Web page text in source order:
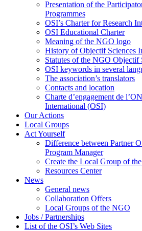
Presentation of the
Programmes
OSI’s Charter for Research
OSI Educational Charter
Meaning of the NGO logo
History of Objectif Sciences
Statutes of the NGO Objectif
OSI keywords in several
The association’s translators
Contacts and location
Charte d’engagement de
International (OSI)
Our Actions
Local Groups
Act Yourself
Difference between Partner
Program Manager
Create the Local Group of
Resources Center
News
General news
Collaboration Offers
Local Groups of the NGO
Jobs / Partnerships
List of the OSI’s Web Sites